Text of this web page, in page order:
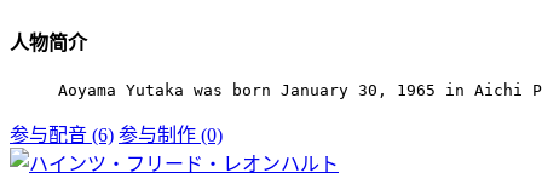
人物简介
Aoyama Yutaka was born January 30, 1965 in
参与配音 (6) 参与制作 (0)